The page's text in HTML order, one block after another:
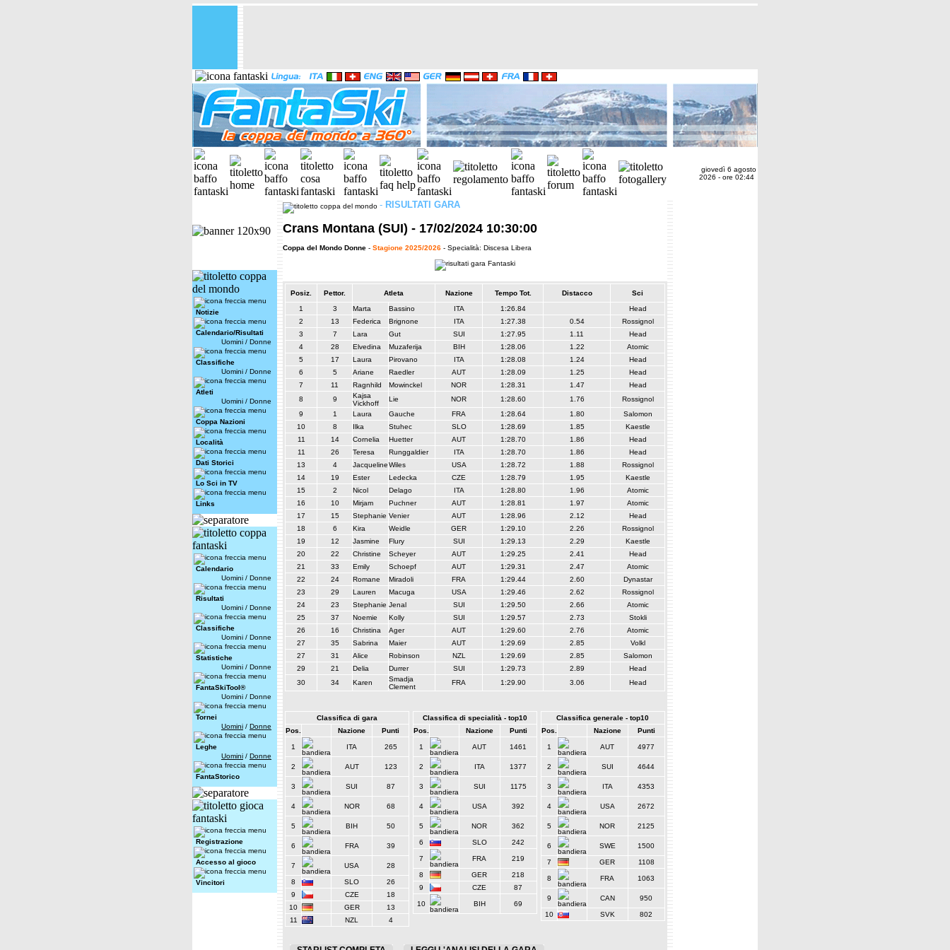
giovedì 6 agosto
2026 - ore 02:44
Notizie
Calendario/Risultati
Uomini / Donne
Classifiche
Uomini / Donne
Atleti
Uomini / Donne
Coppa Nazioni
Località
Dati Storici
Lo Sci in TV
Links
Calendario
Uomini / Donne
Risultati
Uomini / Donne
Classifiche
Uomini / Donne
Statistiche
Uomini / Donne
FantaSkiTool®
Uomini / Donne
Tornei
Uomini / Donne
Leghe
Uomini / Donne
FantaStorico
Registrazione
Accesso al gioco
Vincitori
- RISULTATI GARA
Crans Montana (SUI) - 17/02/2024 10:30:00
Coppa del Mondo Donne - Stagione 2025/2026 - Specialità: Discesa Libera
Posiz. Pettor. Atleta Nazione Tempo Tot. Distacco
Sci
1
3 Marta Bassino ITA 1:26.84
Head
2
13 Federica Brignone ITA 1:27.38 0.54
Rossignol
3
7 Lara Gut SUI 1:27.95 1.11
Head
4
28 Elvedina Muzaferija BIH 1:28.06 1.22
Atomic
5
17 Laura Pirovano ITA 1:28.08 1.24
Head
6
5 Ariane Raedler AUT 1:28.09 1.25
Head
7
11 Ragnhild Mowinckel NOR 1:28.31 1.47
Head
8
9
Kajsa
Vickhoff
Lie NOR 1:28.60 1.76
Rossignol
9
1 Laura Gauche FRA 1:28.64 1.80
Salomon
10
8 Ilka Stuhec SLO 1:28.69 1.85
Kaestle
11
14 Cornelia Huetter AUT 1:28.70 1.86
Head
11
26 Teresa Runggaldier ITA 1:28.70 1.86
Head
13
4 JacquelineWiles USA 1:28.72 1.88
Rossignol
14
19 Ester Ledecka CZE 1:28.79 1.95
Kaestle
15
2 Nicol Delago ITA 1:28.80 1.96
Atomic
16
10 Mirjam Puchner AUT 1:28.81 1.97
Atomic
17
15 Stephanie Venier AUT 1:28.96 2.12
Head
18
6 Kira Weidle GER 1:29.10 2.26
Rossignol
19
12 Jasmine Flury SUI 1:29.13 2.29
Kaestle
20
22 Christine Scheyer AUT 1:29.25 2.41
Head
21
33 Emily Schoepf AUT 1:29.31 2.47
Atomic
22
24 Romane Miradoli FRA 1:29.44 2.60
Dynastar
23
29 Lauren Macuga USA 1:29.46 2.62
Rossignol
24
23 Stephanie Jenal SUI 1:29.50 2.66
Atomic
25
37 Noemie Kolly SUI 1:29.57 2.73
Stokli
26
16 Christina Ager AUT 1:29.60 2.76
Atomic
27
35 Sabrina Maier AUT 1:29.69 2.85
Volkl
27
31 Alice Robinson NZL 1:29.69 2.85
Salomon
29
21 Delia Durrer SUI 1:29.73 2.89
Head
30
34 Karen
Smadja
Clement
FRA 1:29.90 3.06 Head
Classifica di gara
Pos.
Nazione Punti
1 ITA 265
2 AUT 123
3 SUI 87
4 NOR 68
5 BIH 50
6 FRA 39
7 USA 28
8 SLO
26
9
CZE
18
10
GER
13
11
NZL 4
Classifica di specialità - top10
Pos.
Nazione Punti
1 AUT 1461
2 ITA 1377
3 SUI 1175
4 USA 392
5 NOR 362
6 SLO 242
7 FRA 219
8 GER
218
9
CZE 87
10 BIH 69
Classifica generale - top10
Pos.
Nazione Punti
1 AUT 4977
2 SUI 4644
3 ITA 4353
4 USA 2672
5 NOR 2125
6 SWE 1500
7 GER 1108
8 FRA 1063
9 CAN 950
10 SVK 802